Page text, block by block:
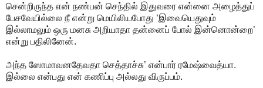
சென்றிருந்த என் நண்பன் செந்தில் இதுவரை என்னை அழைத்துப்
பேசவேயில்லை நீ என்று மெயிலியபோது ‘இவையெதுவும்
இல்லாமலும் ஒரு மனசு அறியாதா தன்னைப் போல் இன்னொன்றை’
என்று பதிலினேன்.
அந்த ஸோமாவனதேவதா செத்தாச்சு’ என்பார் ரமேஷ்வைத்யா.
இல்லை என்பது என் கணிப்பு அல்லது விருப்பம்.